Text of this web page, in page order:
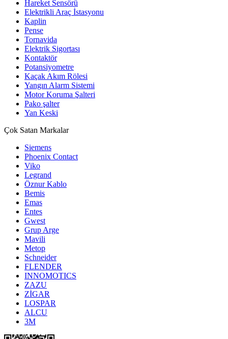
Hareket Sensörü
Elektrikli Araç İstasyonu
Kaplin
Pense
Tornavida
Elektrik Sigortası
Kontaktör
Potansiyometre
Kaçak Akım Rölesi
Yangın Alarm Sistemi
Motor Koruma Şalteri
Pako şalter
Yan Keski
Çok Satan Markalar
Siemens
Phoenix Contact
Viko
Legrand
Öznur Kablo
Bemis
Emas
Entes
Gwest
Grup Arge
Mavili
Metop
Schneider
FLENDER
INNOMOTICS
ZAZU
ZİGAR
LOSPAR
ALCU
3M